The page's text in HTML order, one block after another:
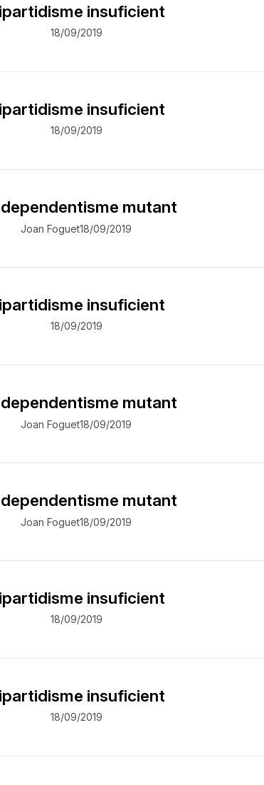
insuficient
18/09/2019
insuficient
18/09/2019
mutant
Joan Foguet18/09/2019
insuficient
18/09/2019
mutant
Joan Foguet18/09/2019
mutant
Joan Foguet18/09/2019
insuficient
18/09/2019
insuficient
18/09/2019